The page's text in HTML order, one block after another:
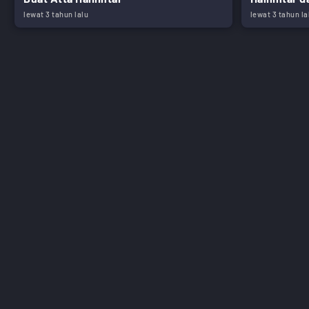
lewat 3 tahun lalu lewat 3 tahun